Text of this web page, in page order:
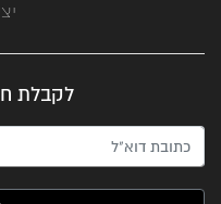
לקבלת
האימייל שלך (חובה)